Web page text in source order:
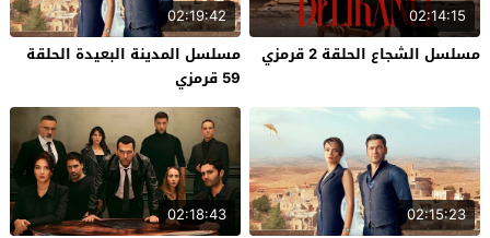
02:14:15
مسلسل الشجاع الحلقة 2 قرمزي
02:19:42
مسلسل المدينة البعيدة الحلقة
59 قرمزي
02:15:23
02:18:43